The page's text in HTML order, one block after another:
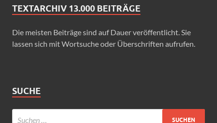
TEXTARCHIV 13.000 BEITRÄGE
Die meisten Beiträge sind auf Dauer veröffentlicht. Sie
lassen sich mit Wortsuche oder Überschriften aufrufen.
SUCHE